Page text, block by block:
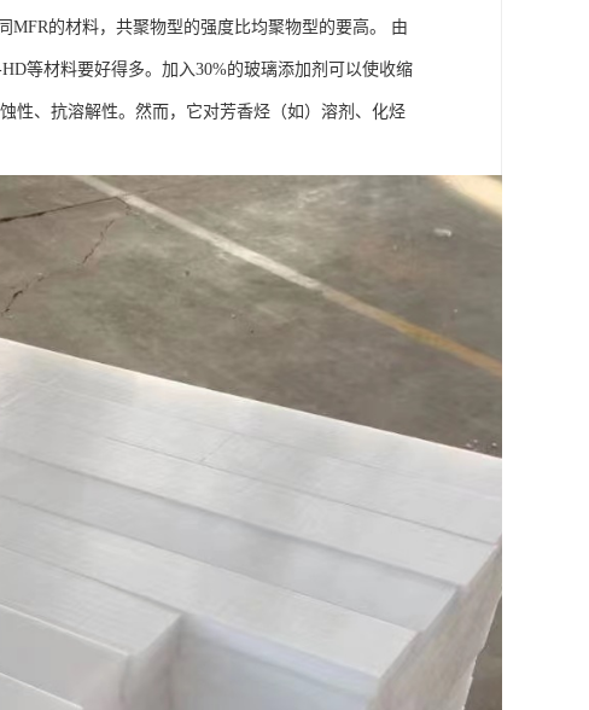
MFR的材料，共聚物型的强度比均聚物型的要高。 由
等材料要好得多。加入30%的玻璃添加剂可以使收缩
性、抗溶解性。然而，它对芳香烃（如）溶剂、化烃